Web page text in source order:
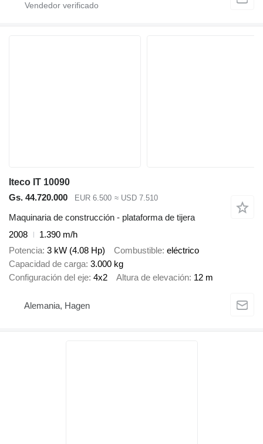
Iteco IT 10090
Gs. 44.720.000
EUR 6.500 ≈ USD 7.510
Maquinaria de construcción - plataforma de tijera
2008
1.390 m/h
Potencia 3 kW (4.08 Hp) Combustible eléctrico
Capacidad de carga 3.000 kg
Configuración del eje 4x2 Altura de elevación 12 m
Alemania, Hagen